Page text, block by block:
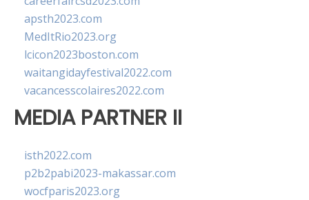
apsth2023.com
MedItRio2023.org
lcicon2023boston.com
waitangidayfestival2022.com
vacancesscolaires2022.com
MEDIA PARTNER II
isth2022.com
p2b2pabi2023-makassar.com
wocfparis2023.org